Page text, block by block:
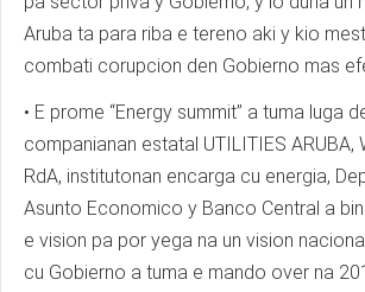
Aruba ta para riba e tereno aki y kio
combati corupcion den Gobierno mas
• E prome “Energy summit” a tuma luga
companianan estatal UTILITIES ARUBA,
RdA, institutonan encarga cu energia,
Asunto Economico y Banco Central a
e vision pa por yega na un vision
cu Gobierno a tuma e mando over na